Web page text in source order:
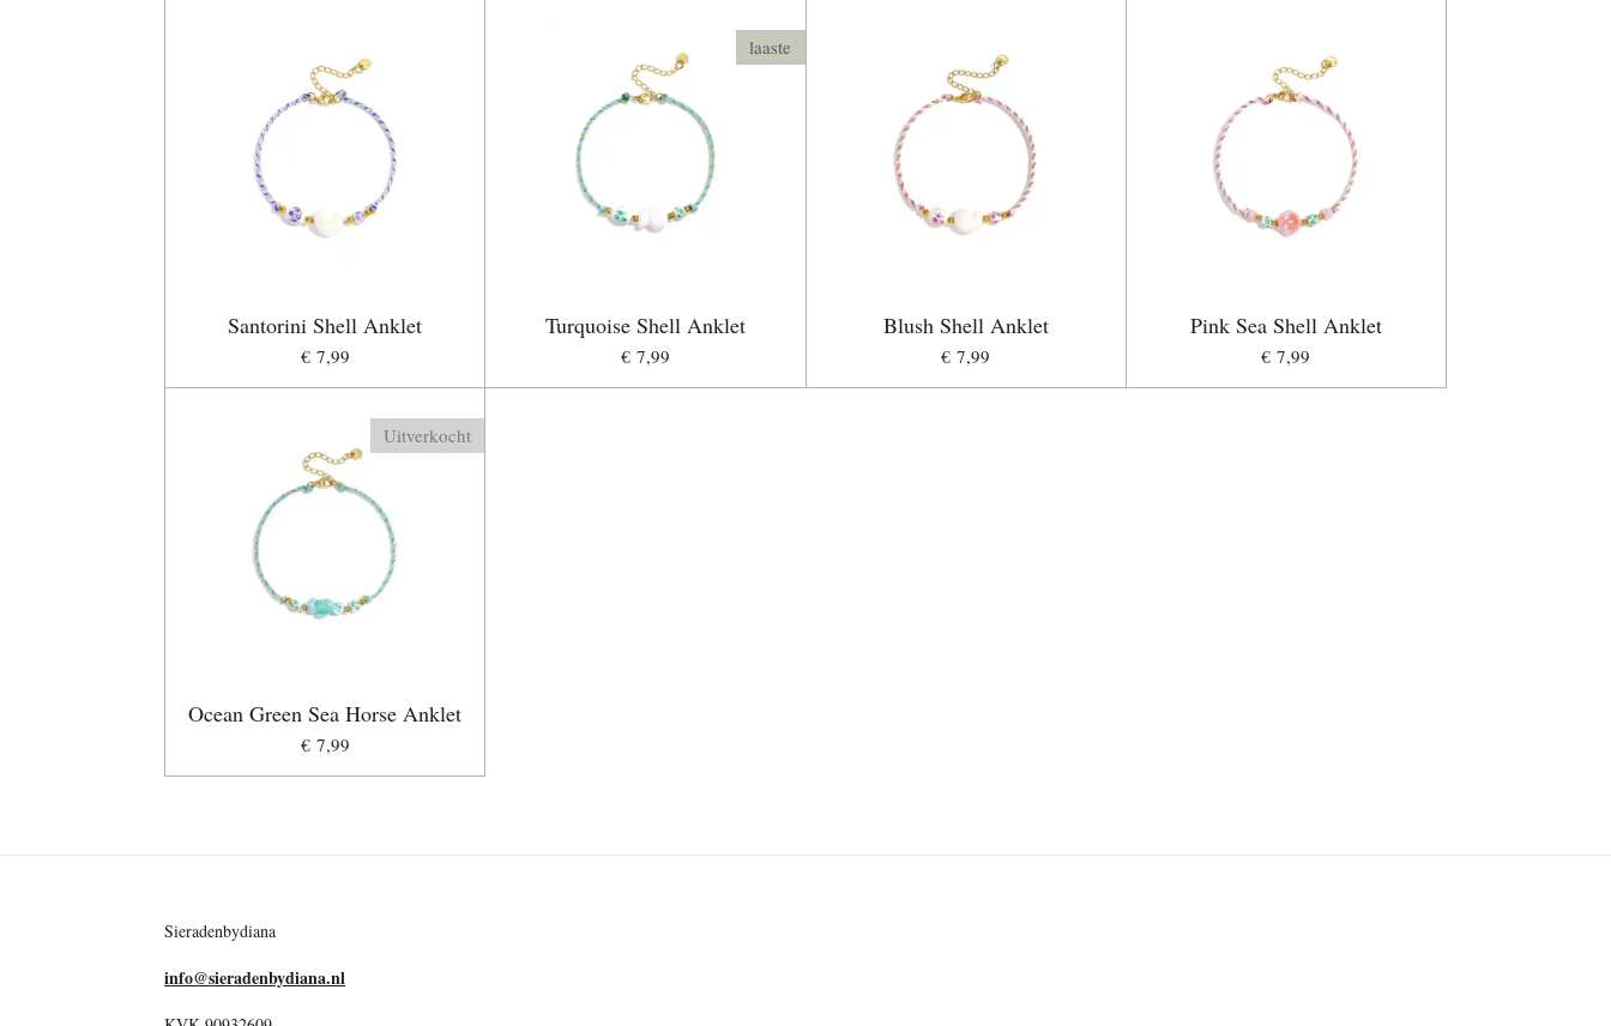
Santorini Shell Anklet
€ 7,99
laaste
Turquoise Shell Anklet
€ 7,99
Blush Shell Anklet
€ 7,99
Pink Sea Shell Anklet
€ 7,99
Uitverkocht
Ocean Green Sea Horse Anklet
€ 7,99
Sieradenbydiana
info@sieradenbydiana.nl